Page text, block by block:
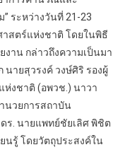
ระหว่างวันที่ 21-23
สตร์แห่งชาติ โดยในพิธี
งาน กล่าวถึงความเป็นมา
นายสุวรงค์ วงษ์ศิริ รองผู้
งชาติ (อพวช.) นาวา
นวยการสถาบัน
ร. นายแพทย์ชัยเลิศ พิชิต
นรู้ โดยวัตถุประสงค์ใน